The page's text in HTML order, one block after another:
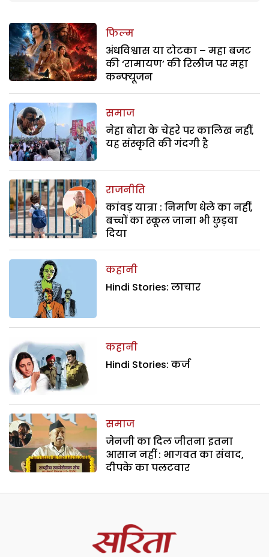
फिल्म
अंधविश्वास या टोटका – महा बजट
की ‘रामायण’ की रिलीज पर महा
कन्फ्यूजन
समाज
नेहा बोरा के चेहरे पर कालिख नहीं,
यह संस्कृति की गंदगी है
राजनीति
कांवड़ यात्रा : निर्माण धेले का नहीं,
बच्चों का स्कूल जाना भी छुड़वा
दिया
कहानी
Hindi Stories: लाचार
कहानी
Hindi Stories: कर्ज
समाज
जेनजी का दिल जीतना इतना
आसान नहीं : भागवत का संवाद,
दीपके का पलटवार